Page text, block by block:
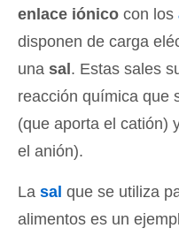
enlace iónico con los
disponen de carga
una sal. Estas sales
reacción química que
(que aporta el catión)
el anión).
La sal que se utiliza
alimentos es un